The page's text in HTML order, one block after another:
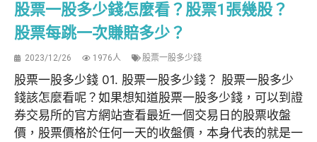
股票一股多少錢怎麼看？股票1張幾股？
股票每跳一次賺賠多少？
2023/12/26 1976人 股票一股多少錢
股票一股多少錢 01. 股票一股多少錢？ 股票一股多少
錢該怎麼看呢？如果想知道股票一股多少錢，可以到證
券交易所的官方網站查看最近一個交易日的股票收盤
價，股票價格於任何一天的收盤價，本身代表的就是一